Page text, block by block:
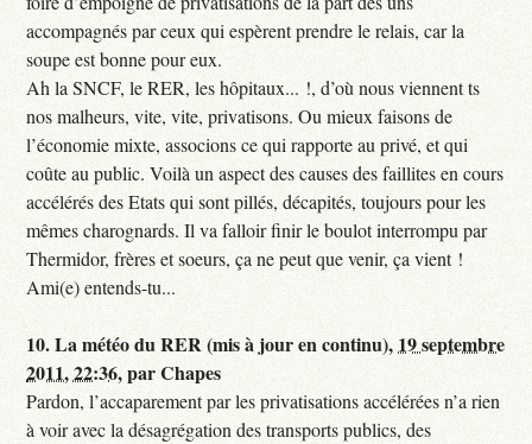
accompagnés par ceux qui espèrent prendre le relais, car la
soupe est bonne pour eux.
Ah la SNCF, le RER, les hôpitaux... !, d’où nous viennent ts
nos malheurs, vite, vite, privatisons. Ou mieux faisons de
l’économie mixte, associons ce qui rapporte au privé, et qui
coûte au public. Voilà un aspect des causes des faillites en cours
accélérés des Etats qui sont pillés, décapités, toujours pour les
mêmes charognards. Il va falloir finir le boulot interrompu par
Thermidor, frères et soeurs, ça ne peut que venir, ça vient !
Ami(e) entends-tu...
10.La météo du RER (mis à jour en continu), 19 septembre
2011, 22:36,parChapes
Pardon, l’accaparement par les privatisations accélérées n’a rien
à voir avec la désagrégation des transports publics, des